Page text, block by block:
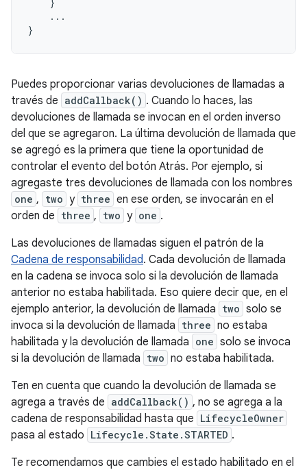
...
}
Puedes proporcionar varias devoluciones de llamadas a
través de addCallback() . Cuando lo haces, las
devoluciones de llamada se invocan en el orden inverso
del que se agregaron. La última devolución de llamada que
se agregó es la primera que tiene la oportunidad de
controlar el evento del botón Atrás. Por ejemplo, si
agregaste tres devoluciones de llamada con los nombres
one , two y three en ese orden, se invocarán en el
orden de three , two y one .
Las devoluciones de llamadas siguen el patrón de la
Cadena de responsabilidad. Cada devolución de llamada
en la cadena se invoca solo si la devolución de llamada
anterior no estaba habilitada. Eso quiere decir que, en el
ejemplo anterior, la devolución de llamada two solo se
invoca si la devolución de llamada three no estaba
habilitada y la devolución de llamada one solo se invoca
si la devolución de llamada two no estaba habilitada.
Ten en cuenta que cuando la devolución de llamada se
agrega a través de addCallback() , no se agrega a la
cadena de responsabilidad hasta que LifecycleOwner
pasa al estado Lifecycle.State.STARTED .
Te recomendamos que cambies el estado habilitado en el